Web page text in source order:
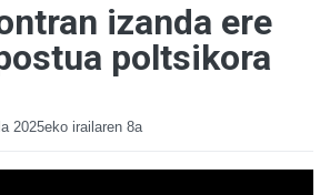
izanda ere
poltsikora
2025eko irailaren 8a